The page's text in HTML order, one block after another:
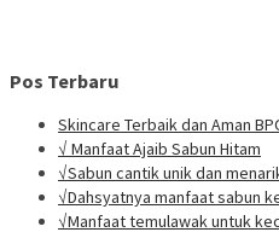
Pos Terbaru
Skincare Terbaik dan Aman
√ Manfaat Ajaib Sabun Hitam
√Sabun cantik unik dan
√Dahsyatnya manfaat sabun
√Manfaat temulawak untuk